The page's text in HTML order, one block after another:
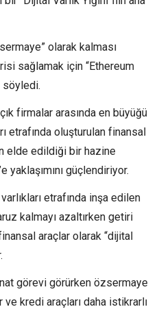
olarak kalması
sağlamak için “Ethereum
söyledi.
firmalar arasında en büyüğü
etrafında oluşturulan finansal
elde edildiği bir hazine
yaklaşımını güçlendiriyor.
etrafında inşa edilen
kalmayı azaltırken getiri
araçlar olarak “dijital
görevi görürken özsermaye
kredi araçları daha istikrarlı